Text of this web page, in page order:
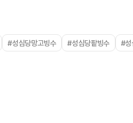
#성심당망고빙수 #성심당팥빙수 #성